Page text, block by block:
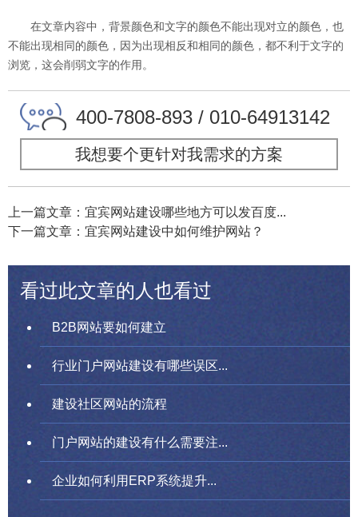
在文章内容中，背景颜色和文字的颜色不能出现对立的颜色，也
不能出现相同的颜色，因为出现相反和相同的颜色，都不利于文字的
浏览，这会削弱文字的作用。
400-7808-893 / 010-64913142
我想要个更针对我需求的方案
上一篇文章：宜宾网站建设哪些地方可以发百度...
下一篇文章：宜宾网站建设中如何维护网站？
看过此文章的人也看过
B2B网站要如何建立
行业门户网站建设有哪些误区...
建设社区网站的流程
门户网站的建设有什么需要注...
企业如何利用ERP系统提升...